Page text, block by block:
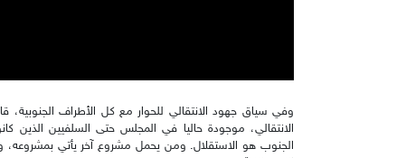
وفي سياق جهود الانتقالي للحوار مع كل الأطراف
الانتقالي، موجودة حاليا في المجلس حتى السلفيين الذين
الجنوب هو الاستقلال. ومن يحمل مشروع آخر يأتي بمشروعه،